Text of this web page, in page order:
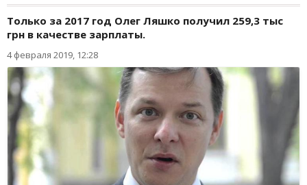
Только за 2017 год Олег Ляшко получил 259,3 тыс
грн в качестве зарплаты.
4 февраля 2019, 12:28